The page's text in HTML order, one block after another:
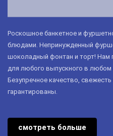
Роскошное банкетное и
блюдами. Непринужденный
шоколадный фонтан и торт! Нам
для любого выпускного в любом
Безупречное качество,
гарантированы.
смотреть больше